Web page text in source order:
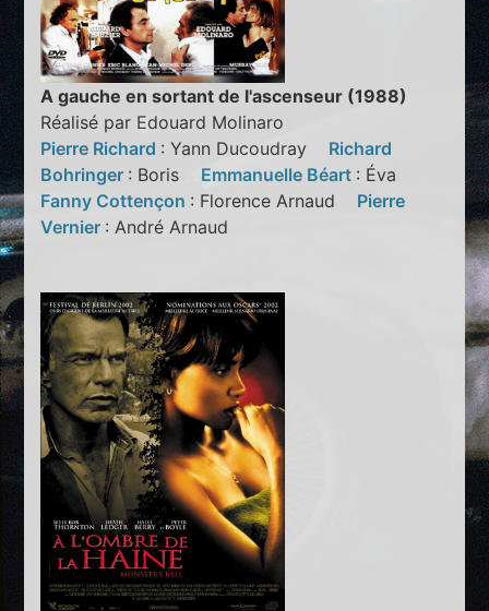
A gauche en sortant de l'ascenseur (1988)
Réalisé par Edouard Molinaro
Pierre Richard : Yann Ducoudray Richard
Bohringer : Boris Emmanuelle Béart : Éva
Fanny Cottençon : Florence Arnaud Pierre
Vernier : André Arnaud